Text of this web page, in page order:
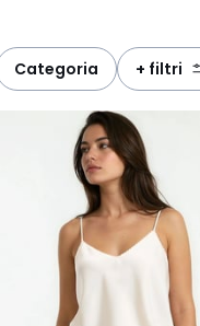
categoria + filtri